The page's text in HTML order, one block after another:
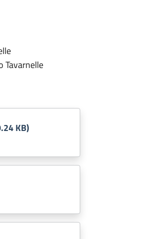
Tavarnelle
KB)